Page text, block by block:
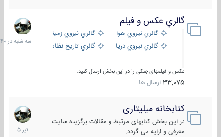
گالري عكس و فيلم
گالري نيروي هوايي
گالري نيروي زميني
گالري نيروي دريايي
گالري تاریخ نظامی
عکس و فیلمهای جنگی را در این بخش ارسال کنید.
33,075 ارسال ها
سه
شنبه
در
کتابخانه میلیتاری
در این بخش کتابهای مرتبط و مقالات برگزیده سایت
معرفی و ارایه می گردد.
16
تیر
1405